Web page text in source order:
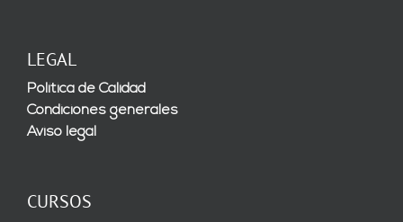
LEGAL
Política de Calidad
Condiciones generales
Aviso legal
CURSOS